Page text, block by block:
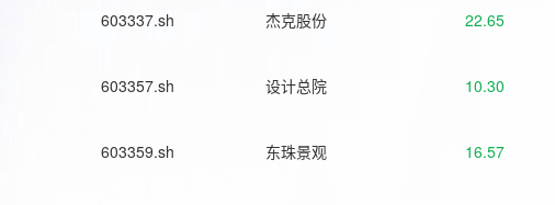
603337.sh 杰克股份 22.65
603357.sh 设计总院 10.30
603359.sh 东珠景观 16.57